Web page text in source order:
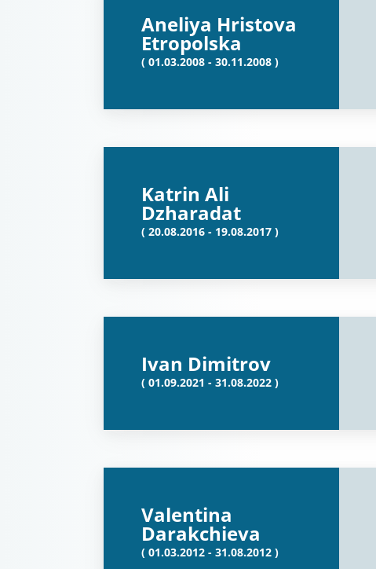
Aneliya Hristova
Etropolska
( 01.03.2008 - 30.11.2008 )
Katrin Ali
Dzharadat
( 20.08.2016 - 19.08.2017 )
Ivan Dimitrov
( 01.09.2021 - 31.08.2022 )
Valentina
Darakchieva
( 01.03.2012 - 31.08.2012 )